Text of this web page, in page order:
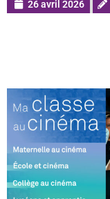
26 avril 2026